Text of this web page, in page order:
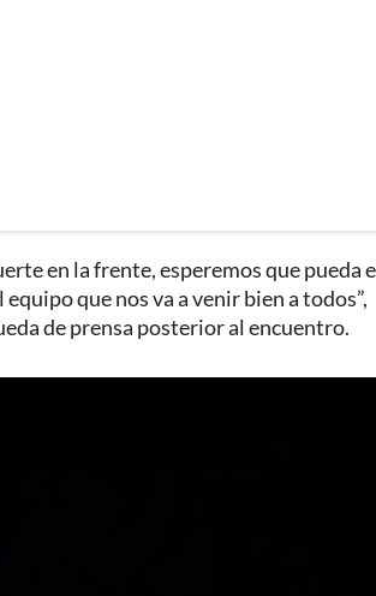
en la frente, esperemos que pueda
que nos va a venir bien a todos”,
de prensa posterior al encuentro.